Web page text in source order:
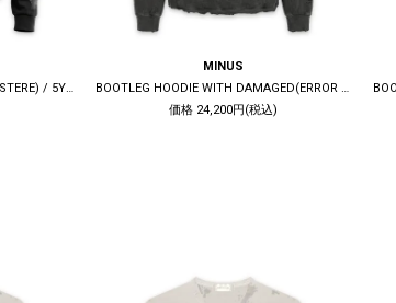
BOOTLEG LONG SLEEVE TEE(AUSTERE) / 5YEARS BLACK
MINUS
BOOTLEG HOODIE WITH DAMAGED(ERROR S) / 10YEARS BLACK
価格 24,200円(税込)